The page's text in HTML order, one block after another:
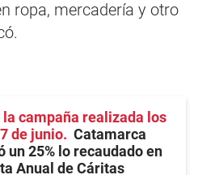
ropa, mercadería y otro
la campaña realizada los
de junio
Catamarca
un 25% lo recaudado en
Anual de Cáritas